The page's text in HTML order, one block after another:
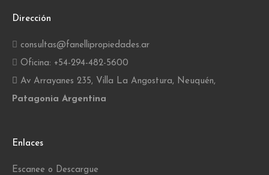
Dirección
consultas@fanellipropiedades.ar
Oficina: +54-294-482-5600
Av Arrayanes 235, Villa La Angostura, Neuquén,
Patagonia Argentina
Enlaces
Escanee o Descargue